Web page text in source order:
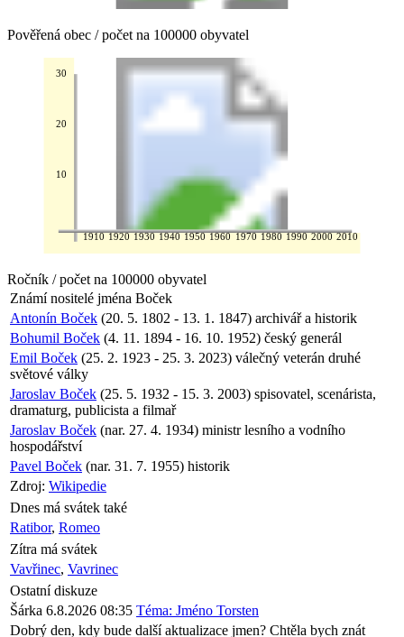
Pověřená obec / počet na 100000 obyvatel
1910 1920 1930 1940 1950 1960 1970 1980 1990 2000 2010
10
20
30
Ročník / počet na 100000 obyvatel
Známí nositelé jména Boček
Antonín Boček (20. 5. 1802 - 13. 1. 1847) archivář a historik
Bohumil Boček (4. 11. 1894 - 16. 10. 1952) český generál
Emil Boček (25. 2. 1923 - 25. 3. 2023) válečný veterán druhé
světové války
Jaroslav Boček (25. 5. 1932 - 15. 3. 2003) spisovatel, scenárista,
dramaturg, publicista a filmař
Jaroslav Boček (nar. 27. 4. 1934) ministr lesního a vodního
hospodářství
Pavel Boček (nar. 31. 7. 1955) historik
Zdroj: Wikipedie
Dnes má svátek také
Ratibor, Romeo
Zítra má svátek
Vavřinec, Vavrinec
Ostatní diskuze
Šárka 6.8.2026 08:35 Téma: Jméno Torsten
Dobrý den, kdy bude další aktualizace jmen? Chtěla bych znát